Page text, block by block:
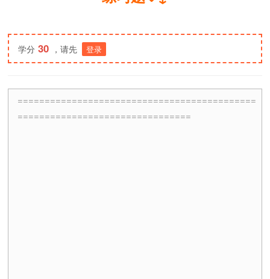
学分 30 ，请先 登录
============================================
================================